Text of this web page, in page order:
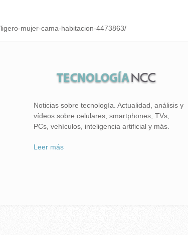
mujer-cama-habitacion-4473863/
Noticias sobre tecnología. Actualidad, análisis y
vídeos sobre celulares, smartphones, TVs,
PCs, vehículos, inteligencia artificial y más.
Leer más